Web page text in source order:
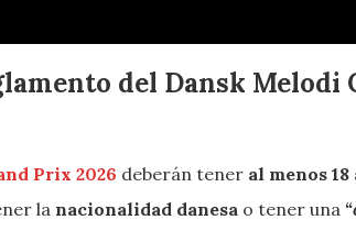
del Dansk Melodi
Prix 2026 deberán tener al menos 18
la nacionalidad danesa o tener una